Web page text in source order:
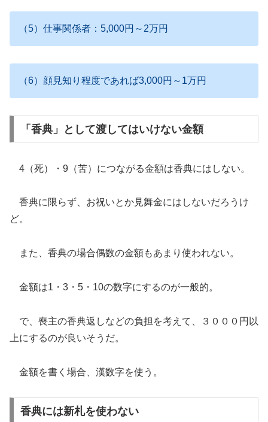
（5）仕事関係者：5,000円～2万円
（6）顔見知り程度であれば3,000円～1万円
「香典」として渡してはいけない金額
4（死）・9（苦）につながる金額は香典にはしない。
香典に限らず、お祝いとか見舞金にはしないだろうけ
ど。
また、香典の場合偶数の金額もあまり使われない。
金額は1・3・5・10の数字にするのが一般的。
で、喪主の香典返しなどの負担を考えて、３０００円以
上にするのが良いそうだ。
金額を書く場合、漢数字を使う。
香典には新札を使わない